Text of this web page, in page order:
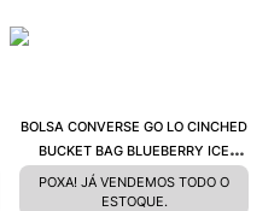
BOLSA CONVERSE GO LO CINCHED
BUCKET BAG BLUEBERRY ICE
10027690A03
POXA! JÁ VENDEMOS TODO O
ESTOQUE.